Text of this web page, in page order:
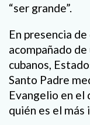
“ser grande”.
En presencia
acompañado
cubanos,
Santo Padre
Evangelio en el
quién es el